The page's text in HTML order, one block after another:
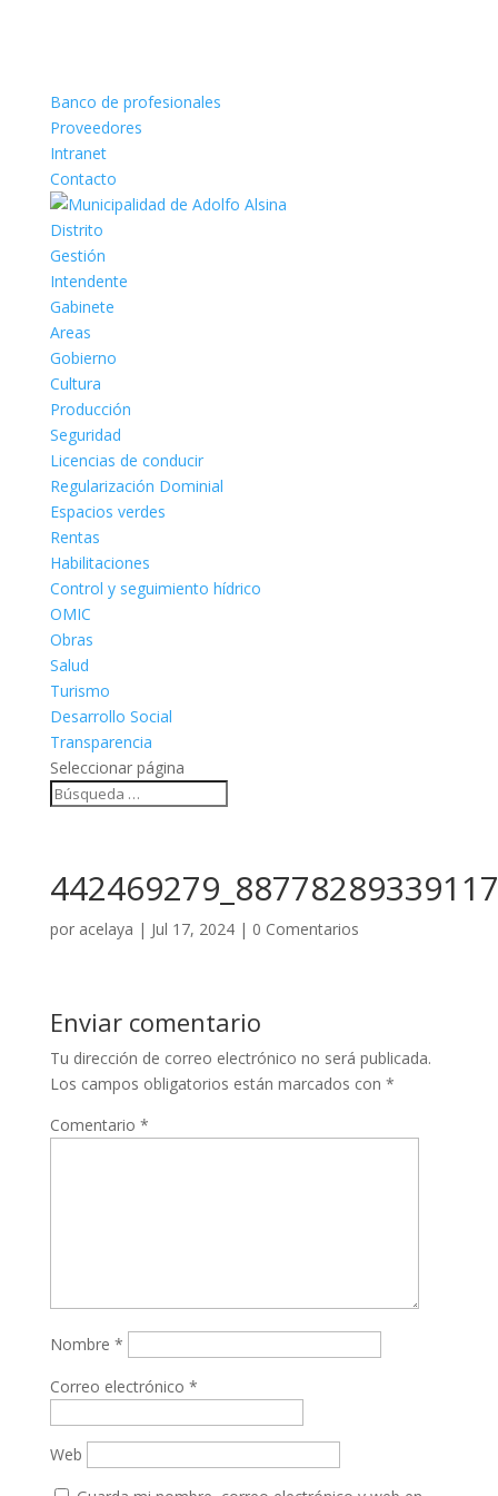
Banco de profesionales
Proveedores
Intranet
Contacto
Distrito
Gestión
Intendente
Gabinete
Areas
Gobierno
Cultura
Producción
Seguridad
Licencias de conducir
Regularización Dominial
Espacios verdes
Rentas
Habilitaciones
Control y seguimiento hídrico
OMIC
Obras
Salud
Turismo
Desarrollo Social
Transparencia
Seleccionar página
por acelaya | Jul 17, 2024| 0 Comentarios
Enviar comentario
Tu dirección de correo electrónico no será publicada.
Los campos obligatorios están marcados con *
Comentario *
Nombre *
Correo electrónico *
Web